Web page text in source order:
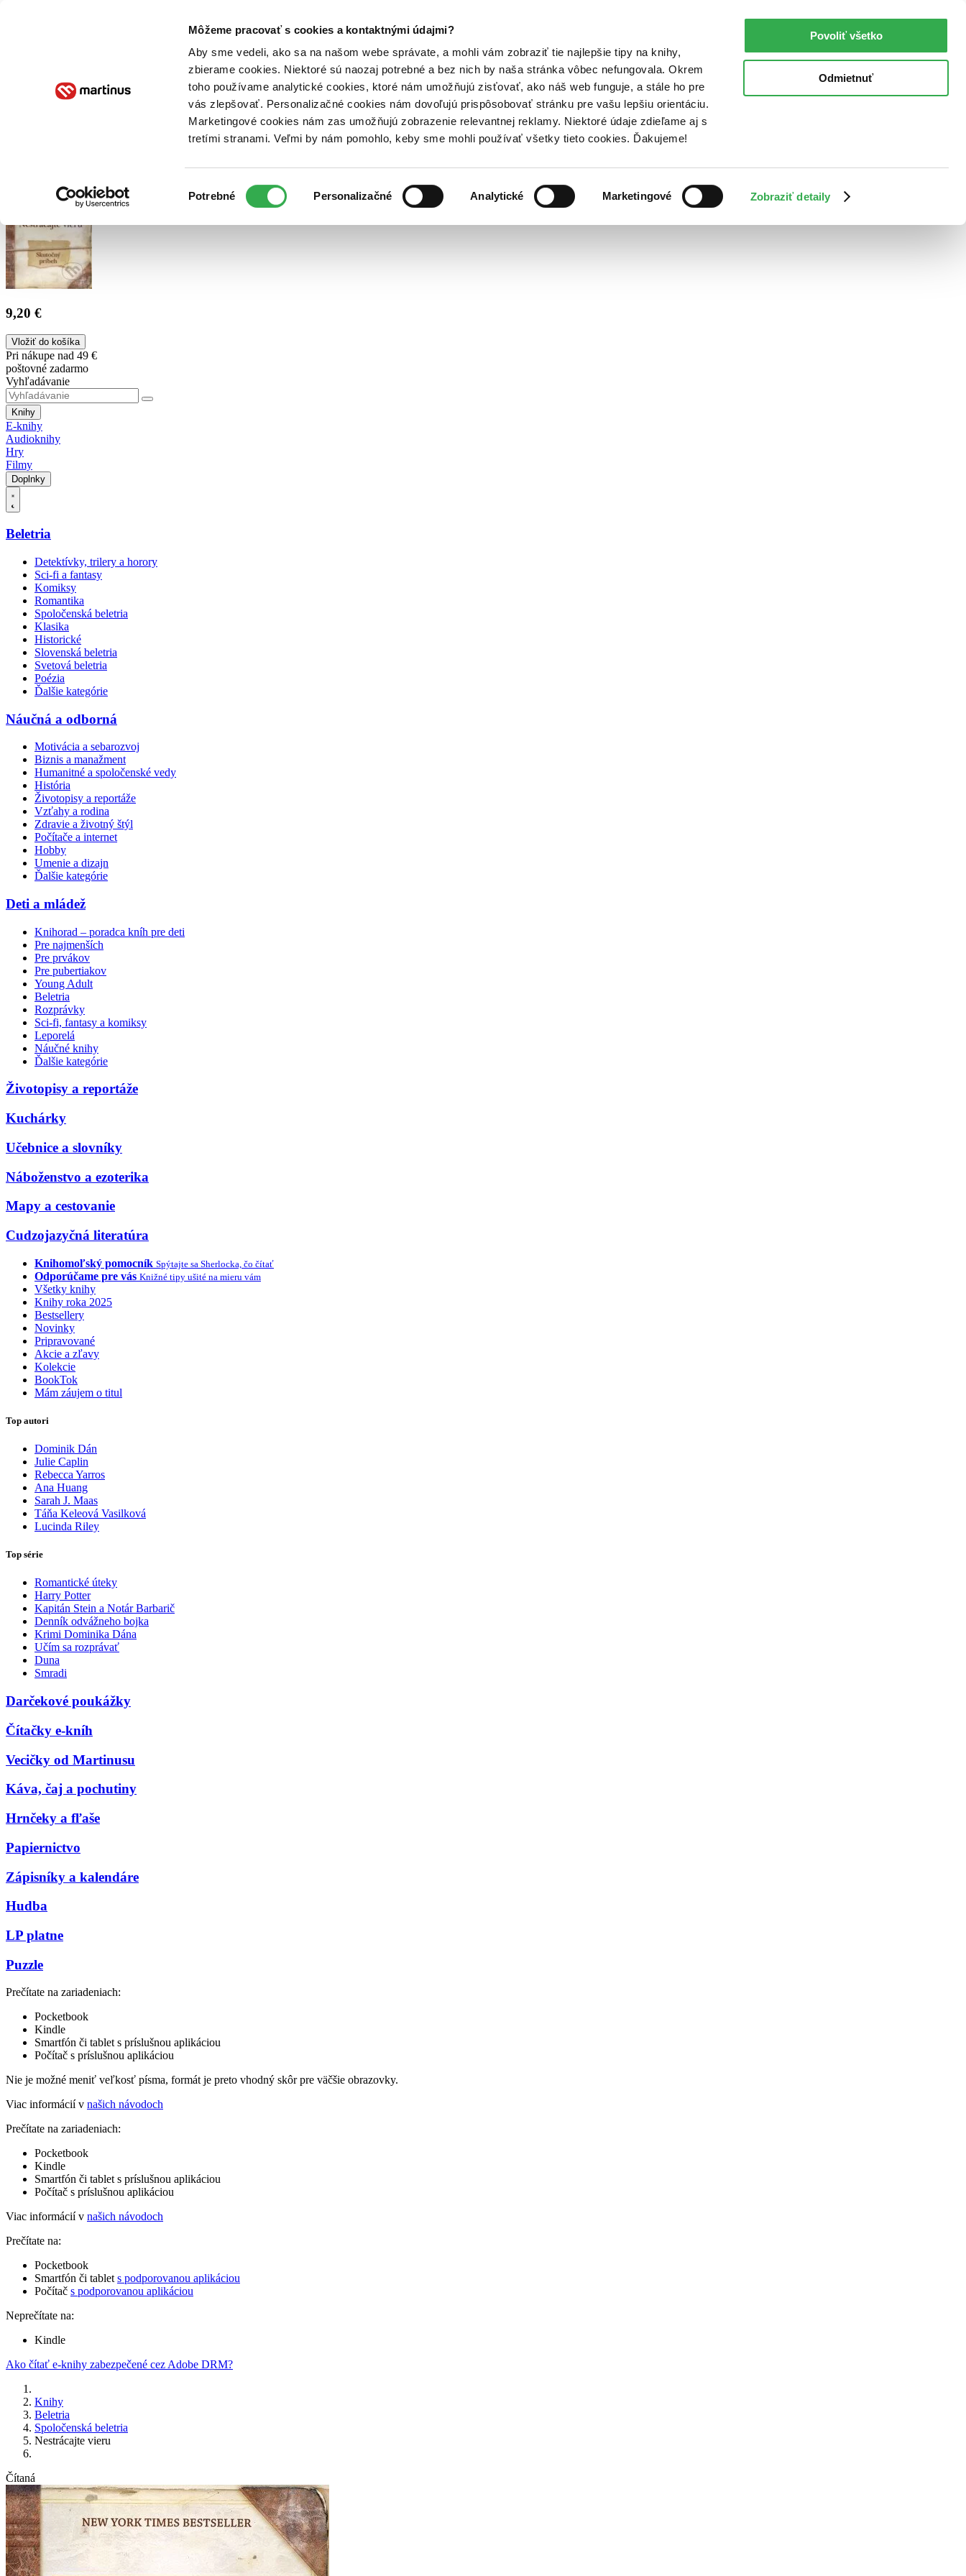
Môžeme pracovať s cookies a kontaktnými údajmi?
Aby sme vedeli, ako sa na našom webe správate, a mohli vám zobraziť tie najlepšie tipy na knihy,
zbierame cookies. Niektoré sú naozaj potrebné a bez nich by naša stránka vôbec nefungovala. Okrem
toho používame analytické cookies, ktoré nám umožňujú zisťovať, ako náš web funguje, a stále ho pre
vás zlepšovať. Personalizačné cookies nám dovoľujú prispôsobovať stránku pre vašu lepšiu orientáciu.
Marketingové cookies nám zas umožňujú zobrazenie relevantnej reklamy. Niektoré údaje zdieľame aj s
tretími stranami. Veľmi by nám pomohlo, keby sme mohli používať všetky tieto cookies. Ďakujeme!
súhlasu
Potrebné Personalizačné Analytické Marketingové Zobraziť detaily
Povoliť všetko
Odmietnuť
Poukážky Kontakt
9,20 €
Vložiť do košíka
Pri nákupe nad 49 €
poštovné zadarmo
Vyhľadávanie
Knihy
E-knihy
Audioknihy
Hry
Filmy
Doplnky
Beletria
Detektívky, trilery a horory
Sci-fi a fantasy
Komiksy
Romantika
Spoločenská beletria
Klasika
Historické
Slovenská beletria
Svetová beletria
Poézia
Ďalšie kategórie
Náučná a odborná
Motivácia a sebarozvoj
Biznis a manažment
Humanitné a spoločenské vedy
História
Životopisy a reportáže
Vzťahy a rodina
Zdravie a životný štýl
Počítače a internet
Hobby
Umenie a dizajn
Ďalšie kategórie
Deti a mládež
Knihorad – poradca kníh pre deti
Pre najmenších
Pre prvákov
Pre pubertiakov
Young Adult
Beletria
Rozprávky
Sci-fi, fantasy a komiksy
Leporelá
Náučné knihy
Ďalšie kategórie
Životopisy a reportáže
Kuchárky
Učebnice a slovníky
Náboženstvo a ezoterika
Mapy a cestovanie
Cudzojazyčná literatúra
Knihomoľský pomocník Spýtajte sa Sherlocka, čo čítať
Odporúčame pre vás Knižné tipy ušité na mieru vám
Všetky knihy
Knihy roka 2025
Bestsellery
Novinky
Pripravované
Akcie a zľavy
Kolekcie
BookTok
Mám záujem o titul
Top autori
Dominik Dán
Julie Caplin
Rebecca Yarros
Ana Huang
Sarah J. Maas
Táňa Keleová Vasilková
Lucinda Riley
Top série
Romantické úteky
Harry Potter
Kapitán Stein a Notár Barbarič
Denník odvážneho bojka
Krimi Dominika Dána
Učím sa rozprávať
Duna
Smradi
Darčekové poukážky
Čítačky e-kníh
Vecičky od Martinusu
Káva, čaj a pochutiny
Hrnčeky a fľaše
Papiernictvo
Zápisníky a kalendáre
Hudba
LP platne
Puzzle
Prečítate na zariadeniach:
Pocketbook
Kindle
Smartfón či tablet s príslušnou aplikáciou
Počítač s príslušnou aplikáciou
Nie je možné meniť veľkosť písma, formát je preto vhodný skôr pre väčšie obrazovky.
Viac informácií v našich návodoch
Prečítate na zariadeniach:
Pocketbook
Kindle
Smartfón či tablet s príslušnou aplikáciou
Počítač s príslušnou aplikáciou
Viac informácií v našich návodoch
Prečítate na:
Pocketbook
Smartfón či tablet s podporovanou aplikáciou
Počítač s podporovanou aplikáciou
Neprečítate na:
Kindle
Ako čítať e-knihy zabezpečené cez Adobe DRM?
Knihy
Beletria
Spoločenská beletria
Nestrácajte vieru
Čítaná